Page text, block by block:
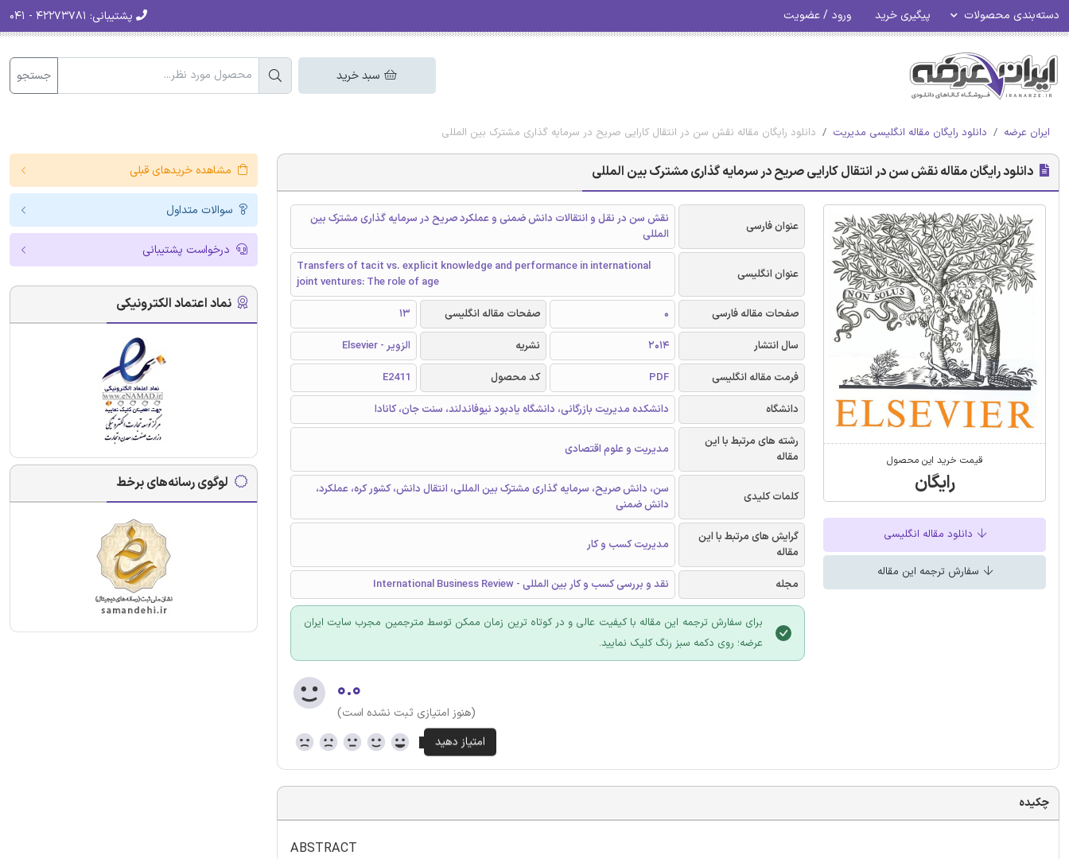
دسته‌بندی محصولات پیگیری خرید ورود / عضویت پشتیبانی:
سبد خرید جستجو
ایران عرضه دانلود رایگان مقاله انگلیسی مدیریت دانلود رایگان مقاله نقش سن در انتقال کارایی صریح در سرمایه گذاری مشترک بین المللی
دانلود رایگان مقاله نقش سن در انتقال کارایی صریح در سرمایه گذاری مشترک بین المللی
قیمت خرید این محصول
رایگان
دانلود مقاله انگلیسی
سفارش ترجمه این مقاله
عنوان فارسی
نقش سن در نقل و انتقالات دانش ضمنی و عملکرد صریح در سرمایه گذاری مشترک بین
المللی
عنوان انگلیسی
Transfers of tacit vs. explicit knowledge and performance in international
joint ventures: The role of age
صفحات مقاله فارسی
0 صفحات مقاله انگلیسی
13
سال انتشار
2014 نشریه
الزویر - Elsevier
فرمت مقاله انگلیسی
PDF کد محصول
E2411
دانشگاه
دانشکده مدیریت بازرگانی، دانشگاه یادبود نیوفاندلند، سنت جان، کانادا
رشته های مرتبط با این
مقاله
مدیریت و علوم اقتصادی
کلمات کلیدی
سن، دانش صریح، سرمایه گذاری مشترک بین المللی، انتقال دانش، کشور کره، عملکرد،
دانش ضمنی
گرایش های مرتبط با این
مقاله
مدیریت کسب و کار
مجله نقد و بررسی کسب و کار بین المللی - International Business Review
برای سفارش ترجمه این مقاله با کیفیت عالی و در کوتاه ترین زمان ممکن توسط مترجمین مجرب سایت ایران
عرضه؛ روی دکمه سبز رنگ کلیک نمایید.
۰.۰
(هنوز امتیازی ثبت نشده است)
چکیده
ABSTRACT
مشاهده خریدهای قبلی
سوالات متداول
درخواست پشتیبانی
نماد اعتماد الکترونیکی
لوگوی رسانه‌های برخط